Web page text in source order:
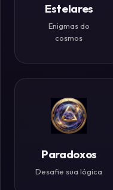
Estelares
Enigmas do
cosmos
Paradoxos
Desafie sua lógica